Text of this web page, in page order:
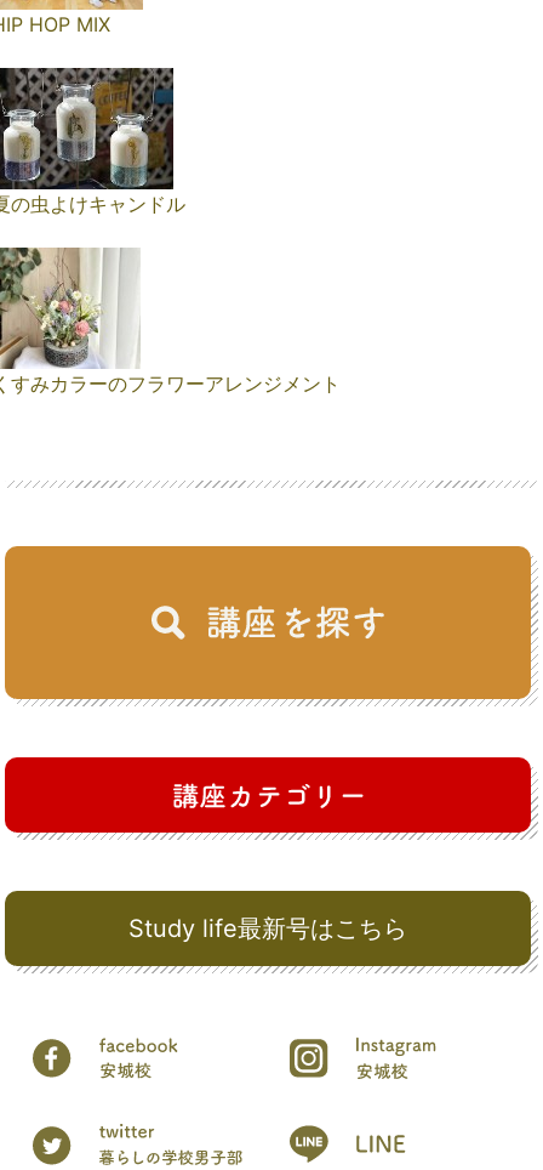
Study life最新号はこちら
HOP MIX
の虫よけキャンドル
すみカラーのフラワーアレンジメント